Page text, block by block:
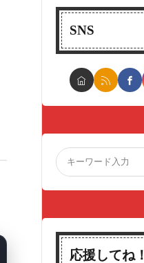
SNS
応援してね！